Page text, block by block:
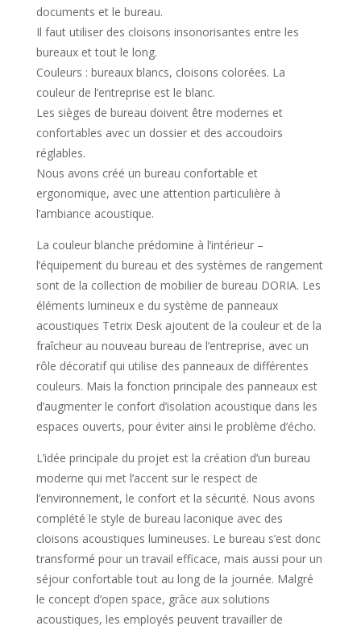
documents et le bureau.
Il faut utiliser des cloisons insonorisantes entre les
bureaux et tout le long.
Couleurs : bureaux blancs, cloisons colorées. La
couleur de l’entreprise est le blanc.
Les sièges de bureau doivent être modernes et
confortables avec un dossier et des accoudoirs
réglables.
Nous avons créé un bureau confortable et
ergonomique, avec une attention particulière à
l’ambiance acoustique.
La couleur blanche prédomine à l’intérieur –
l’équipement du bureau et des systèmes de rangement
sont de la collection de mobilier de bureau DORIA. Les
éléments lumineux e du système de panneaux
acoustiques Tetrix Desk ajoutent de la couleur et de la
fraîcheur au nouveau bureau de l’entreprise, avec un
rôle décoratif qui utilise des panneaux de différentes
couleurs. Mais la fonction principale des panneaux est
d’augmenter le confort d’isolation acoustique dans les
espaces ouverts, pour éviter ainsi le problème d’écho.
L’idée principale du projet est la création d’un bureau
moderne qui met l’accent sur le respect de
l’environnement, le confort et la sécurité. Nous avons
complété le style de bureau laconique avec des
cloisons acoustiques lumineuses. Le bureau s’est donc
transformé pour un travail efficace, mais aussi pour un
séjour confortable tout au long de la journée. Malgré
le concept d’open space, grâce aux solutions
acoustiques, les employés peuvent travailler de